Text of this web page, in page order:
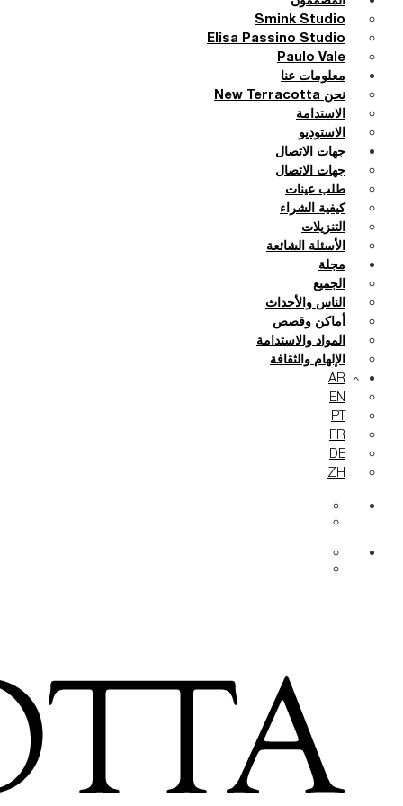
Smink Studio
Elisa Passino Studio
Paulo Vale
معلومات عنا
نحن New Terracotta
الاستدامة
الاستوديو
جهات الاتصال
جهات الاتصال
طلب عينات
كيفية الشراء
التنزيلات
الأسئلة الشائعة
مجلة
الجميع
الناس والأحداث
أماكن وقصص
المواد والاستدامة
الإلهام والثقافة
AR
EN
PT
FR
DE
ZH